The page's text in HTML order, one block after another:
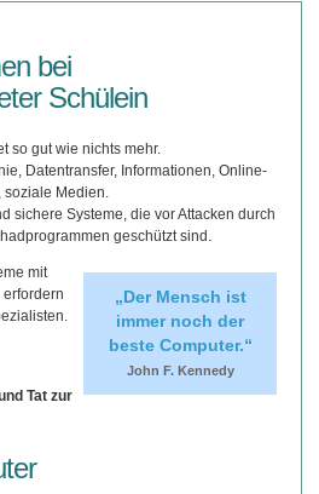
bei
Schülein
so gut wie nichts mehr.
Datentransfer, Informationen, Online-
soziale Medien.
sichere Systeme, die vor Attacken durch
geschützt sind.
„Der Mensch ist
immer noch der
beste Computer.“
John F. Kennedy
mit
Tat zur